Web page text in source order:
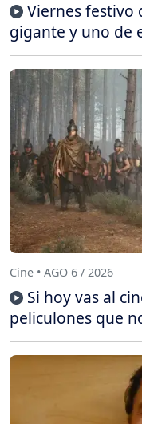
Viernes festivo
gigante y uno de
Cine • AGO 6 / 2026
Si hoy vas al
peliculones que